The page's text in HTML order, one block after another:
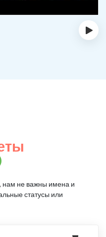
›
нам не важны имена и
статусы или